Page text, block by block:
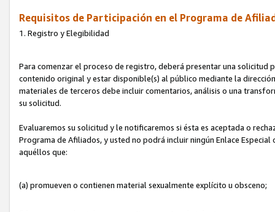
Requisitos de Participación en el Programa de
1. Registro y Elegibilidad
Para comenzar el proceso de registro, deberá presentar una solicitud
contenido original y estar disponible(s) al público mediante la
materiales de terceros debe incluir comentarios, análisis o una
su solicitud.
Evaluaremos su solicitud y le notificaremos si ésta es aceptada o
Programa de Afiliados, y usted no podrá incluir ningún Enlace
aquéllos que:
(a) promueven o contienen material sexualmente explícito u obsceno;